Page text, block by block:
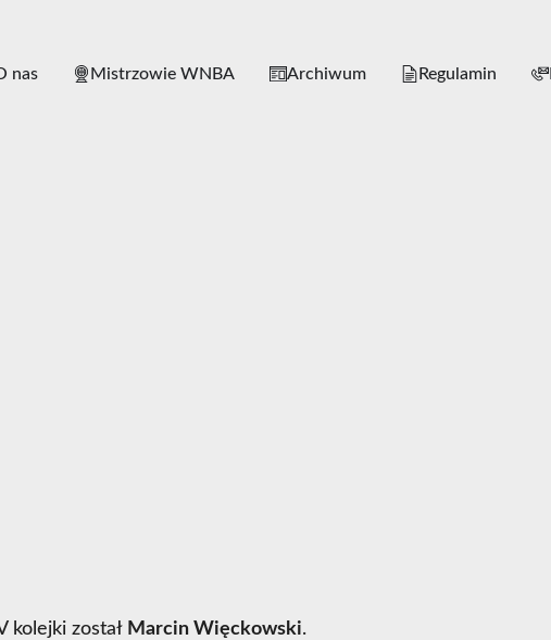
nas Mistrzowie WNBA Archiwum Regulamin
kolejki został Marcin Więckowski.